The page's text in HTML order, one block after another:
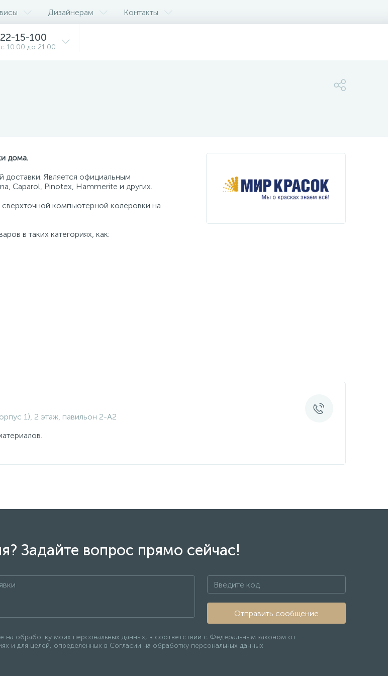
Дизайнерам Контакты
22-15-100
10:00 до 21:00
дома.
доставки. Является официальным
Caparol, Pinotex, Hammerite и других.
компьютерной колеровки на
в таких категориях, как:
1), 2 этаж, павильон 2-A2
Задайте вопрос прямо сейчас!
Отправить сообщение
обработку моих персональных данных, в соответствии с Федеральным законом от
и для целей, определенных в Согласии на обработку персональных данных